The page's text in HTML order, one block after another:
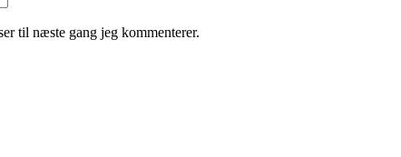
til næste gang jeg kommenterer.